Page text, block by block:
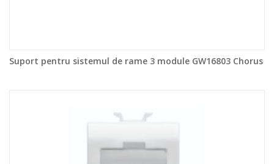
Suport pentru sistemul de rame 3 module GW16803 Chorus